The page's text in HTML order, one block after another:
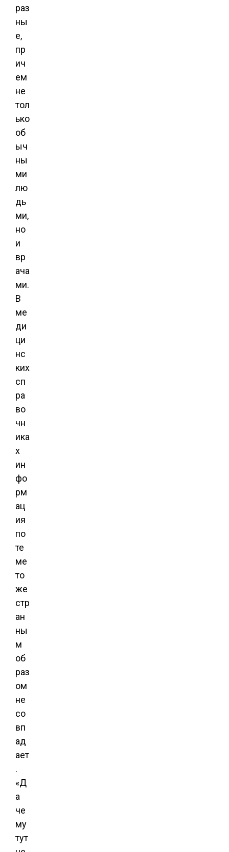
раз
ны
е,
пр
ич
ем
не
тол
ько
об
ыч
ны
ми
лю
дь
ми,
но
и
вр
ача
ми.
В
ме
ди
ци
нс
ких
сп
ра
во
чн
ика
х
ин
фо
рм
ац
ия
по
те
ме
то
же
стр
ан
ны
м
об
раз
ом
не
со
вп
ад
ает
.
«Д
а
че
му
тут